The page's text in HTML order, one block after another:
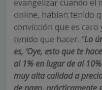
evangelizar cuando el
online, habían tenido
convicción que es
tenido que hacer. “Lo
es, ‘Oye, esto que te
al 1% en lugar de al
muy alta calidad a